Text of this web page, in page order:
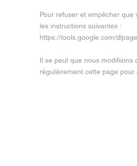
Pour refuser et empêcher que
les instructions suivantes :
https://tools.google.com/
Il se peut que nous modifiions
régulièrement cette page